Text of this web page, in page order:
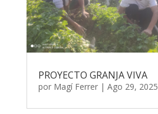
PROYECTO GRANJA VIVA
por Magí Ferrer| Ago 29, 2025